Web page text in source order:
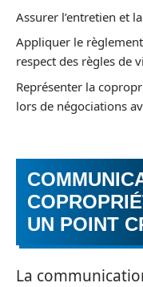
Assurer l’entretien et
Appliquer le
respect des règles de
Représenter la
lors de négociations
UN POINT
La